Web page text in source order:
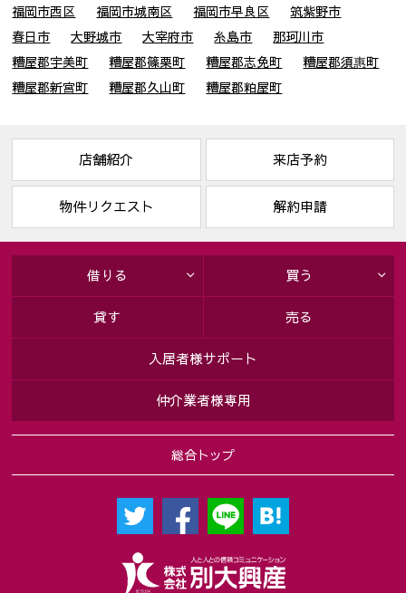
福岡市西区
福岡市城南区 福岡市早良区
筑紫野市
春日市
大野城市 大宰府市 糸島市
那珂川市
糟屋郡宇美町
糟屋郡篠栗町 糟屋郡志免町
糟屋郡須惠町
糟屋郡新宮町
糟屋郡久山町 糟屋郡粕屋町
店舗紹介 来店予約
物件リクエスト 解約申請
総合トップ
借りる 買う
貸す 売る
入居者様サポート
仲介業者様専用